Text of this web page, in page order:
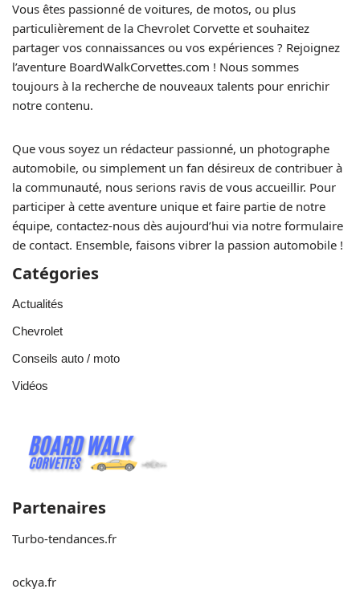
Vous êtes passionné de voitures, de motos, ou plus
particulièrement de la Chevrolet Corvette et souhaitez
partager vos connaissances ou vos expériences ? Rejoignez
l’aventure BoardWalkCorvettes.com ! Nous sommes
toujours à la recherche de nouveaux talents pour enrichir
notre contenu.
Que vous soyez un rédacteur passionné, un photographe
automobile, ou simplement un fan désireux de contribuer à
la communauté, nous serions ravis de vous accueillir. Pour
participer à cette aventure unique et faire partie de notre
équipe, contactez-nous dès aujourd’hui via notre formulaire
de contact. Ensemble, faisons vibrer la passion automobile !
Catégories
Actualités
Chevrolet
Conseils auto / moto
Vidéos
Partenaires
Turbo-tendances.fr
ockya.fr